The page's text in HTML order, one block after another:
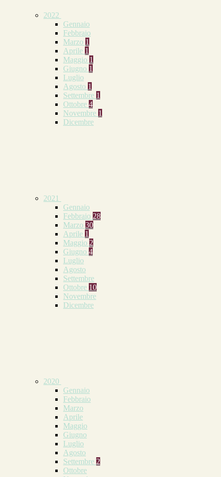
2022
Gennaio
Febbraio
Marzo 1
Aprile 1
Maggio 1
Giugno 1
Luglio
Agosto 1
Settembre 1
Ottobre 4
Novembre 1
Dicembre
2021
Gennaio
Febbraio 28
Marzo 30
Aprile 1
Maggio 2
Giugno 4
Luglio
Agosto
Settembre
Ottobre 10
Novembre
Dicembre
2020
Gennaio
Febbraio
Marzo
Aprile
Maggio
Giugno
Luglio
Agosto
Settembre 2
Ottobre